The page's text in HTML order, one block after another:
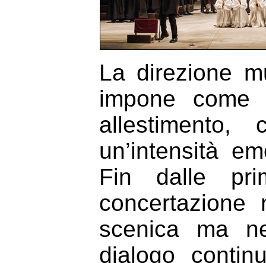
La direzione
impone
un’intensità
Fin dalle
scenica ma
dialogo